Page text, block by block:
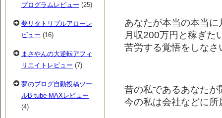
あなたが本当の本当
月収200万円と稼ぎた
苦労する覚悟をしなさ
昔の私であるあなた
今の私は会社などに
プログラムレビュー (25)
夢リタトリプルアローレ
ビュー (16)
まさやんの大逆転アフィ
リエイトレビュー (7)
夢のブログ自動投稿ツー
ルB-tube-MAXレビュー
(4)